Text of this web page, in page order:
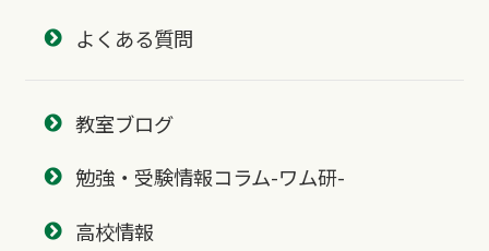
よくある質問
教室ブログ
勉強・受験情報コラム-ワム研-
高校情報